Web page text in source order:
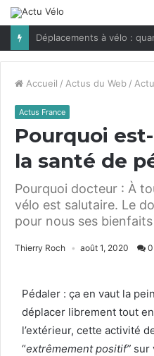
Accueil / Actus du Web /
Actus France
Pourquoi
la santé de
Pourquoi docteur : À
vélo est salutaire. Le
pour nous ses
Thierry Roch août 1, 2020 0
Pédaler : ça en vaut la
déplac­er libre­ment tout
l’extérieur, cette activ­ité
“extrême­ment posi­tif” sur